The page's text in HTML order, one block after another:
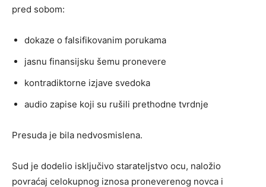
pred sobom:
dokaze o falsifikovanim porukama
jasnu finansijsku šemu pronevere
kontradiktorne izjave svedoka
audio zapise koji su rušili prethodne tvrdnje
Presuda je bila nedvosmislena.
Sud je dodelio isključivo starateljstvo ocu, naložio
povraćaj celokupnog iznosa proneverenog novca i